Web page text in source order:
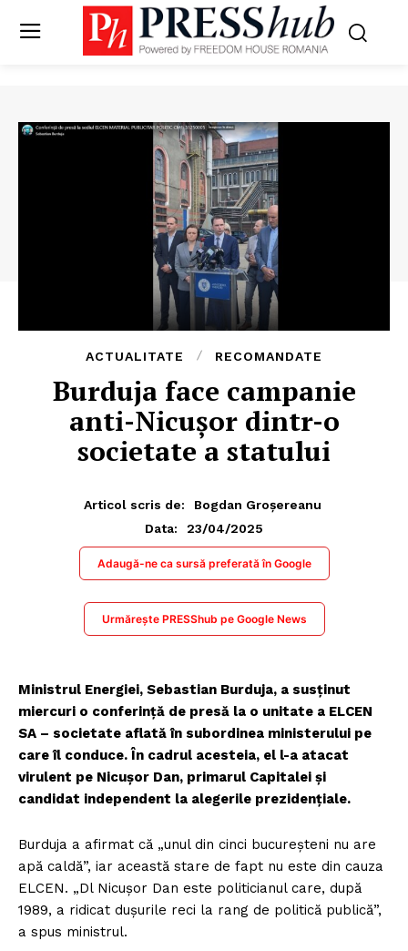
ACTUALITATE RECOMANDATE
Burduja face campanie
anti-Nicușor dintr-o
societate a statului
Articol scris de:
Bogdan Groșereanu
Data:
23/04/2025
Adaugă-ne ca sursă preferată în Google
Urmărește PRESShub pe Google News
Ministrul Energiei, Sebastian Burduja, a susținut
miercuri o conferință de presă la o unitate a ELCEN
SA – societate aflată în subordinea ministerului pe
care îl conduce. În cadrul acesteia, el l-a atacat
virulent pe Nicușor Dan, primarul Capitalei și
candidat independent la alegerile prezidențiale.
Burduja a afirmat că „unul din cinci bucureșteni nu are
apă caldă”, iar această stare de fapt nu este din cauza
ELCEN. „Dl Nicușor Dan este politicianul care, după
1989, a ridicat dușurile reci la rang de politică publică”,
a spus ministrul.